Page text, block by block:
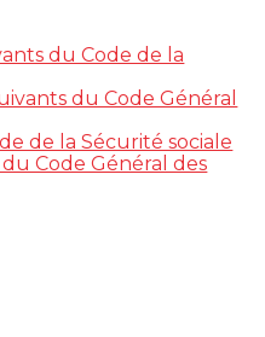
du Code de la
du Code Général
de la Sécurité sociale
Code Général des